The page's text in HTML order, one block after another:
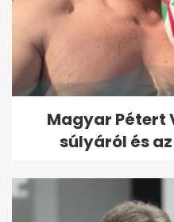
Magyar Pétert
súlyáról és